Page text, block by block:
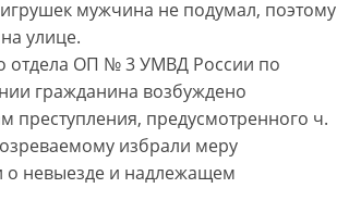
мужчина не подумал, поэтому
улице.
отдела ОП № 3 УМВД России по
гражданина возбуждено
преступления, предусмотренного ч.
избрали меру
о невыезде и надлежащем